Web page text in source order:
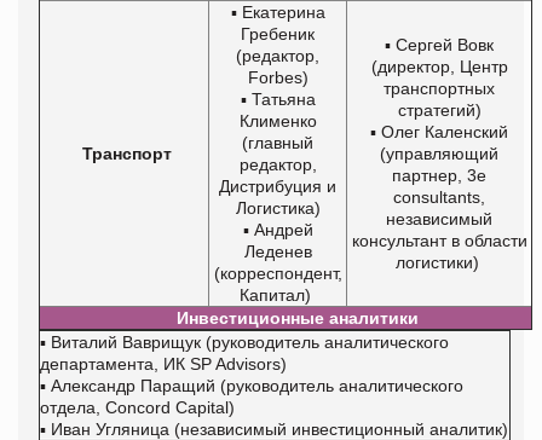
Транспорт
▪ Екатерина
Гребеник
(редактор,
Forbes)
▪ Татьяна
Клименко
(главный
редактор,
Дистрибуция и
Логистика)
▪ Андрей
Леденев
(корреспондент,
Капитал)
▪ Сергей Вовк
(директор, Центр
транспортных
стратегий)
▪ Олег Каленский
(управляющий
партнер, 3e
consultants,
независимый
консультант в области
логистики)
Инвестиционные аналитики
▪ Виталий Ваврищук (руководитель аналитического
департамента, ИК SP Advisors)
▪ Александр Паращий (руководитель аналитического
отдела, Concord Capital)
▪ Иван Угляница (независимый инвестиционный аналитик)